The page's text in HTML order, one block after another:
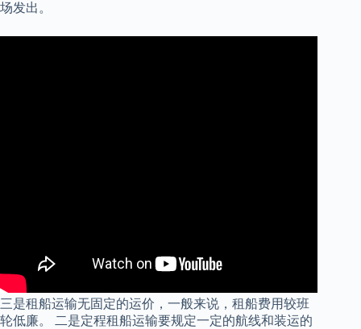
场发出。
三是租船运输无固定的运价，一般来说，租船费用较班
轮低廉。 二是定程租船运输要规定一定的航线和装运的